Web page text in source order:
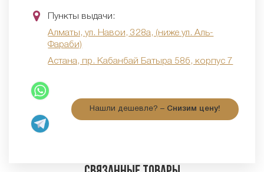
Пункты выдачи:
Алматы, ул. Навои, 328а, (ниже ул. Аль-
Фараби)
Астана, пр. Кабанбай Батыра 58б, корпус 7
Нашли дешевле? – Снизим цену!